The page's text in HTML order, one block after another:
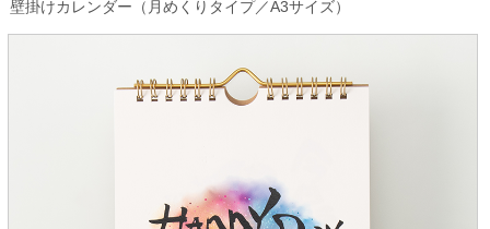
壁掛けカレンダー（月めくりタイプ／A3サイズ）